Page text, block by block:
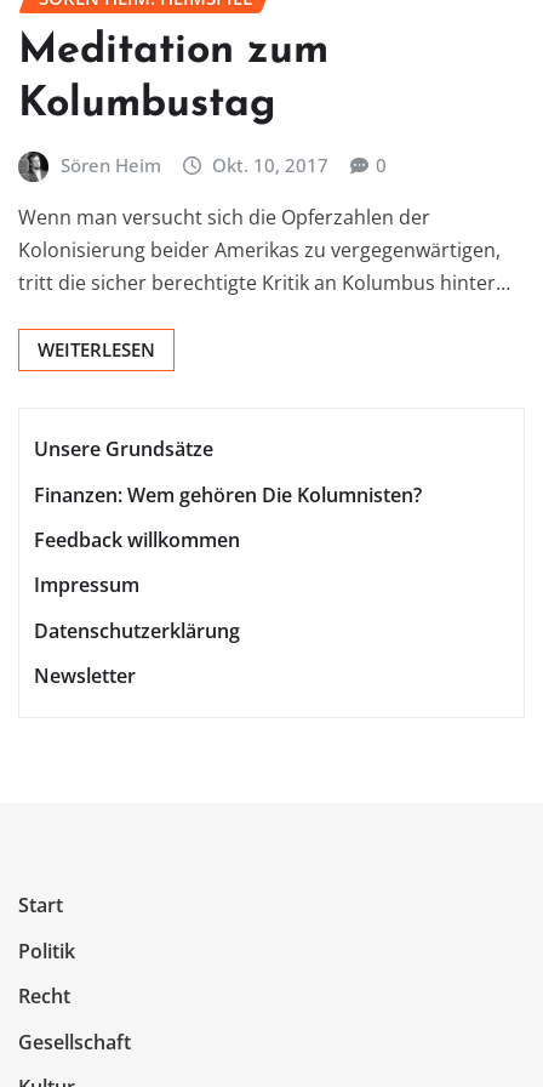
Meditation zum
Kolumbustag
Sören Heim Okt. 10, 2017 0
Wenn man versucht sich die Opferzahlen der
Kolonisierung beider Amerikas zu vergegenwärtigen,
tritt die sicher berechtigte Kritik an Kolumbus hinter…
WEITERLESEN
Unsere Grundsätze
Finanzen: Wem gehören Die Kolumnisten?
Feedback willkommen
Impressum
Datenschutzerklärung
Newsletter
Start
Politik
Recht
Gesellschaft